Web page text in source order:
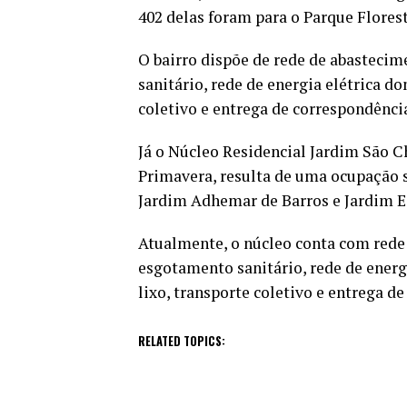
402 delas foram para o Parque
O bairro dispõe de rede de
sanitário, rede de energia elétrica
coletivo e entrega de
Já o Núcleo Residencial Jardim São
Primavera, resulta de uma
Jardim Adhemar de Barros e Jardim
Atualmente, o núcleo conta com
esgotamento sanitário, rede de
lixo, transporte coletivo e entrega
RELATED TOPICS: